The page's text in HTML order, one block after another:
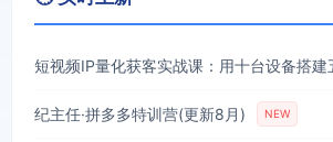
纪主任·拼多多特训营(更新8月) NEW